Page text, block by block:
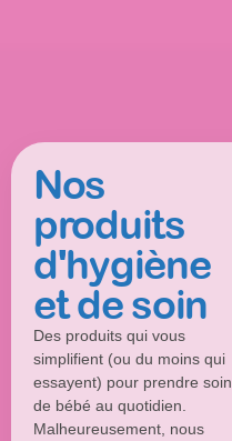
Nos
produits
d'hygiène
et de soin
Des produits qui vous
simplifient (ou du moins qui
essayent) pour prendre soin
de bébé au quotidien.
Malheureusement, nous